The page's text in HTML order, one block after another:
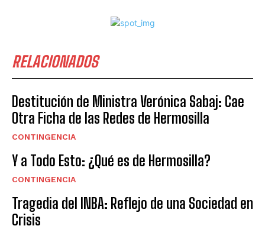
RELACIONADOS
Destitución de Ministra Verónica Sabaj: Cae
Otra Ficha de las Redes de Hermosilla
CONTINGENCIA
Y a Todo Esto: ¿Qué es de Hermosilla?
CONTINGENCIA
Tragedia del INBA: Reflejo de una Sociedad en
Crisis